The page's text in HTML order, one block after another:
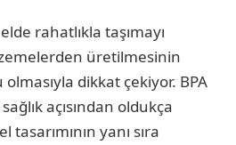
rahatlıkla taşımayı
üretilmesinin
dikkat çekiyor. BPA
açısından oldukça
yanı sıra